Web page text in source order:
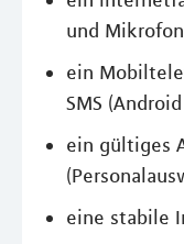
und Mikrofon
ein
SMS
ein gültiges
eine stabile